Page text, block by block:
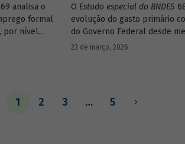
69 analisa o
formal
por nível
e por
O Estudo especial do BNDES
evolução do gasto primário
do Governo Federal desde
década de 1990, destacando
23 de março, 2026
1 2 3 … 5